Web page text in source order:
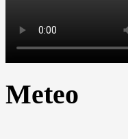
Meteo